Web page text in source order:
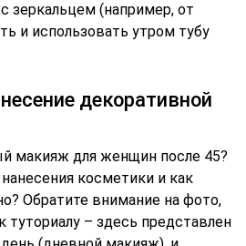
зеркальцем (например, от
и использовать утром тубу
декоративной
макияж для женщин после 45?
косметики и как
Обратите внимание на фото,
– здесь представлен